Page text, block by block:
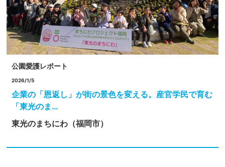
公園愛護レポート
2026/1/5
企業の「恩返し」が街の景色を変える。産官学民で育む
「東光のま…
東光のまちにわ（福岡市）